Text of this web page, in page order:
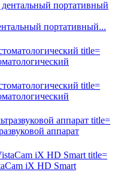
портативный...
аппарат
iX HD Smart